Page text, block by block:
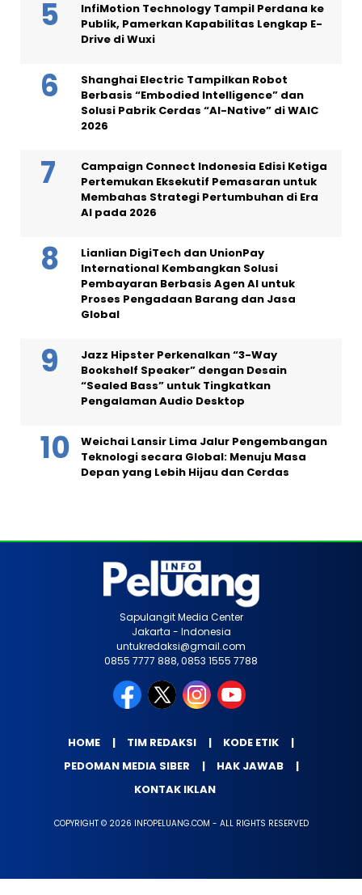
InfiMotion Technology Tampil Perdana ke
Publik, Pamerkan Kapabilitas Lengkap E-
Drive di Wuxi
Shanghai Electric Tampilkan Robot
Berbasis “Embodied Intelligence” dan
Solusi Pabrik Cerdas “AI-Native” di WAIC
2026
Campaign Connect Indonesia Edisi Ketiga
Pertemukan Eksekutif Pemasaran untuk
Membahas Strategi Pertumbuhan di Era
AI pada 2026
Lianlian DigiTech dan UnionPay
International Kembangkan Solusi
Pembayaran Berbasis Agen AI untuk
Proses Pengadaan Barang dan Jasa
Global
Jazz Hipster Perkenalkan “3-Way
Bookshelf Speaker” dengan Desain
“Sealed Bass” untuk Tingkatkan
Pengalaman Audio Desktop
Weichai Lansir Lima Jalur Pengembangan
Teknologi secara Global: Menuju Masa
Depan yang Lebih Hijau dan Cerdas
Sapulangit Media Center
Jakarta - Indonesia
untukredaksi@gmail.com
0855 7777 888, 0853 1555 7788
HOME TIM REDAKSI
KODE ETIK
PEDOMAN MEDIA SIBER
HAK JAWAB
KONTAK IKLAN
COPYRIGHT © 2026 INFOPELUANG.COM - ALL RIGHTS RESERVED